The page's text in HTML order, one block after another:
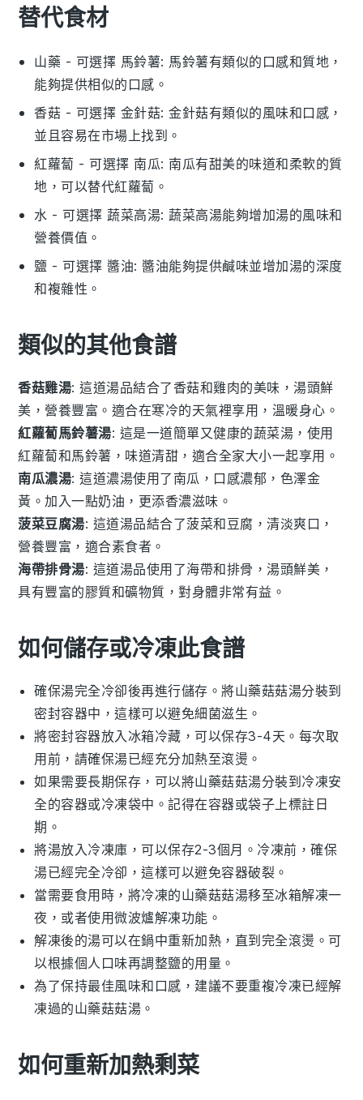
替代食材
山藥 - 可選擇 馬鈴薯: 馬鈴薯有類似的口感和質地，
能夠提供相似的口感。
香菇 - 可選擇 金針菇: 金針菇有類似的風味和口感，
並且容易在市場上找到。
紅蘿蔔 - 可選擇 南瓜: 南瓜有甜美的味道和柔軟的質
地，可以替代紅蘿蔔。
水 - 可選擇 蔬菜高湯: 蔬菜高湯能夠增加湯的風味和
營養價值。
鹽 - 可選擇醬油: 醬油能夠提供鹹味並增加湯的深度
和複雜性。
類似的其他食譜
香菇雞湯: 這道湯品結合了香菇和雞肉的美味，湯頭鮮
美，營養豐富。適合在寒冷的天氣裡享用，溫暖身心。
紅蘿蔔馬鈴薯湯: 這是一道簡單又健康的蔬菜湯 ，使用
紅蘿蔔和馬鈴薯 ，味道清甜，適合全家大小一起享用。
南瓜濃湯: 這道濃湯使用了 南瓜 ，口感濃郁，色澤金
黃。加入一點奶油 ，更添香濃滋味。
菠菜豆腐湯: 這道湯品結合了菠菜和豆腐 ，清淡爽口，
營養豐富，適合素食者。
海帶排骨湯: 這道湯品使用了海帶和排骨 ，湯頭鮮美，
具有豐富的膠質和礦物質，對身體非常有益。
如何儲存或冷凍此食譜
確保湯完全冷卻後再進行儲存。將山藥菇菇湯分裝到
密封容器中，這樣可以避免細菌滋生。
將密封容器放入冰箱冷藏，可以保存3-4天。每次取
用前，請確保湯已經充分加熱至滾燙。
如果需要長期保存，可以將山藥菇菇湯分裝到冷凍安
全的容器或冷凍袋中。記得在容器或袋子上標註日
期。
將湯放入冷凍庫，可以保存2-3個月。冷凍前，確保
湯已經完全冷卻，這樣可以避免容器破裂。
當需要食用時，將冷凍的山藥菇菇湯移至冰箱解凍一
夜，或者使用微波爐解凍功能。
解凍後的湯可以在鍋中重新加熱，直到完全滾燙。可
以根據個人口味再調整鹽的用量。
為了保持最佳風味和口感，建議不要重複冷凍已經解
凍過的山藥菇菇湯 。
如何重新加熱剩菜